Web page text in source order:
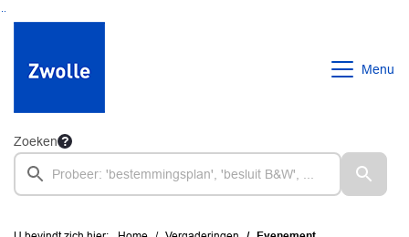
Ga naar de inhoud van deze pagina
Ga naar het zoeken
Ga naar het menu
Menu
Zoeken